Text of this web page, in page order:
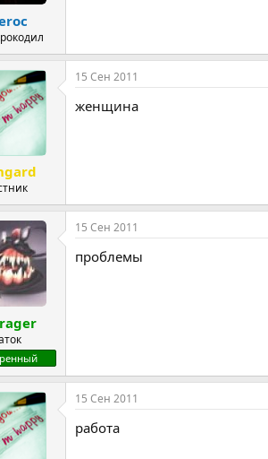
15 Сен 2011
женщина
15 Сен 2011
проблемы
15 Сен 2011
работа